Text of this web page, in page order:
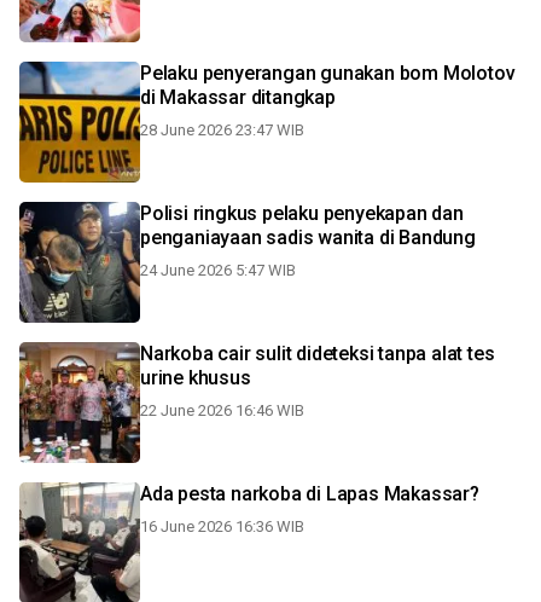
Pelaku penyerangan gunakan bom Molotov
di Makassar ditangkap
28 June 2026 23:47 WIB
Polisi ringkus pelaku penyekapan dan
penganiayaan sadis wanita di Bandung
24 June 2026 5:47 WIB
Narkoba cair sulit dideteksi tanpa alat tes
urine khusus
22 June 2026 16:46 WIB
Ada pesta narkoba di Lapas Makassar?
16 June 2026 16:36 WIB